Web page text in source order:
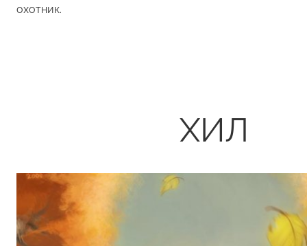
охотник.
ХИЛ